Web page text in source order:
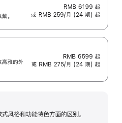
。
RMB 6199 起
或 RMB 259/月 (24 期) 起
高雅的外
RMB 6599 起
或 RMB 275/月 (24 期) 起
风格和功能特色方面的区别。